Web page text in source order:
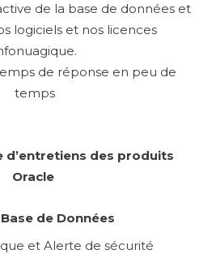
de la base de données et
logiciels et nos licences
de réponse en peu de
temps
d’entretiens des produits
Oracle
de Données
et Alerte de sécurité